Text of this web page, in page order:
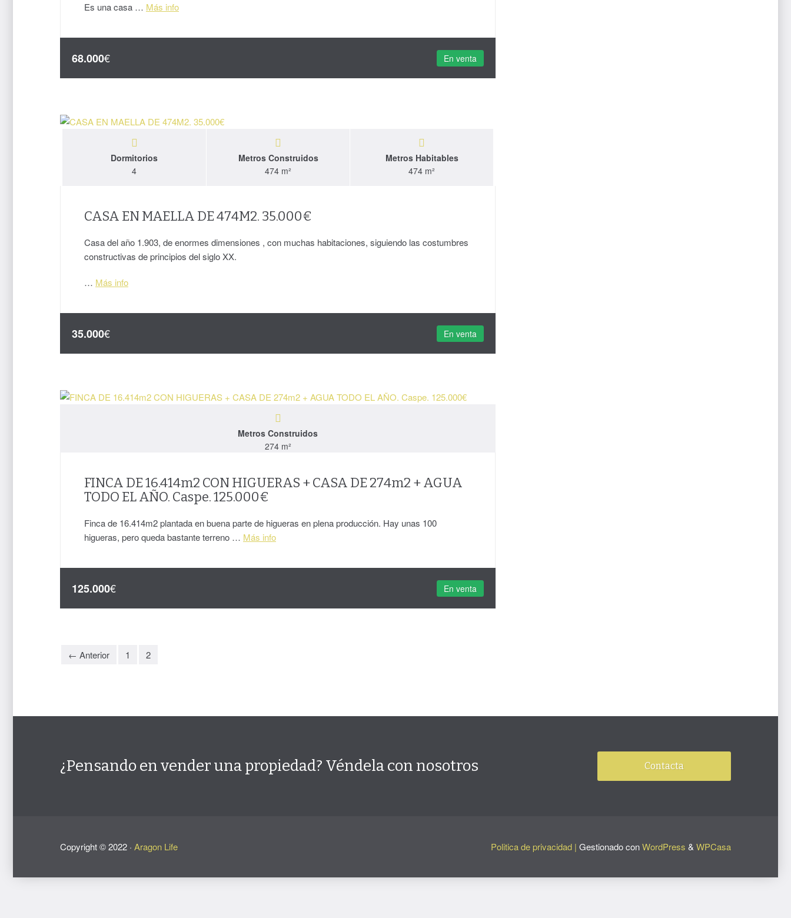
Es una casa … Más info
68.000€ En venta
Dormitorios
4
Metros Construidos
474 m²
Metros Habitables
474 m²
CASA EN MAELLA DE 474M2. 35.000€
Casa del año 1.903, de enormes dimensiones , con muchas habitaciones, siguiendo las costumbres
constructivas de principios del siglo XX.
… Más info
35.000€ En venta
Metros Construidos
274 m²
FINCA DE 16.414m2 CON HIGUERAS + CASA DE 274m2 + AGUA
TODO EL AÑO. Caspe. 125.000€
Finca de 16.414m2 plantada en buena parte de higueras en plena producción. Hay unas 100
higueras, pero queda bastante terreno … Más info
125.000€ En venta
← Anterior 1 2
¿Pensando en vender una propiedad? Véndela con nosotros Contacta
Copyright ©2022 · Aragon Life Politica de privacidad | Gestionado conWordPress &WPCasa